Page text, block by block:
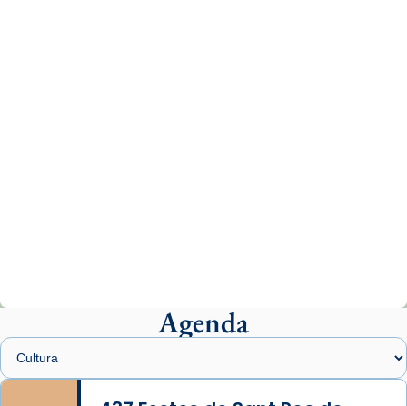
Arquebisbat de Barcelona
2 weeks ago
Memòria de les santes Juliana i
Semproniana, verges i màrtirs.
Agenda